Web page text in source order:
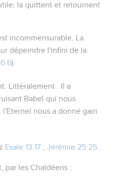
la quittent et retournent
incommensurable. La
dépeindre l'infini de la
).
. Littéralement : Il a
Babel qui nous
nous a donné gain
Esaïe 13.17 ;Jérémie 25.25
par les Chaldéens ;